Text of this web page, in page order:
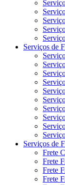
Serviços de
Serviços de
Frete
Frete
Frete
Frete